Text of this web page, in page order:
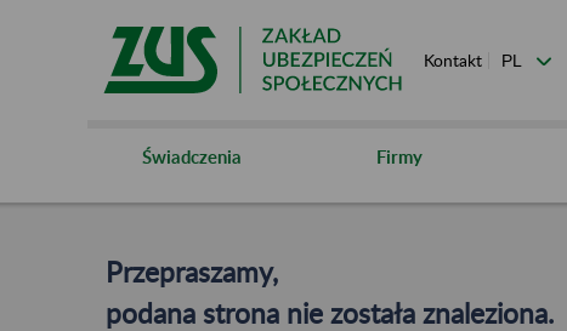
Kontakt
Świadczenia Firmy
Przepraszamy,
podana strona nie została znaleziona.